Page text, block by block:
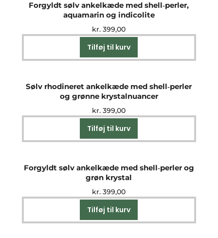
Forgyldt sølv ankelkæde med shell‑perler,
aquamarin og indicolite
kr. 399,00
Tilføj til kurv
Sølv rhodineret ankelkæde med shell‑perler
og grønne krystalnuancer
kr. 399,00
Tilføj til kurv
Forgyldt sølv ankelkæde med shell‑perler og
grøn krystal
kr. 399,00
Tilføj til kurv